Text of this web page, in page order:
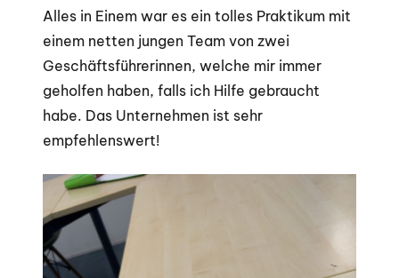
Alles in Einem war es ein tolles Praktikum mit
einem netten jungen Team von zwei
Geschäftsführerinnen, welche mir immer
geholfen haben, falls ich Hilfe gebraucht
habe. Das Unternehmen ist sehr
empfehlenswert!